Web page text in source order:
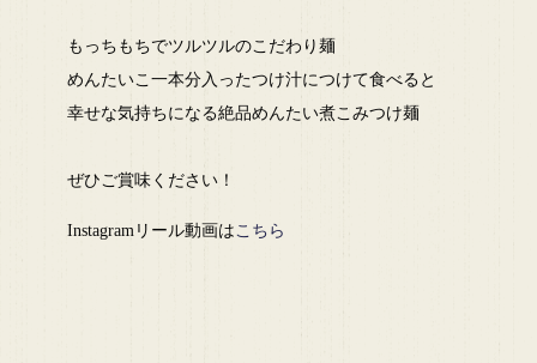
もっちもちでツルツルのこだわり麺
めんたいこ一本分入ったつけ汁につけて食べると
幸せな気持ちになる絶品めんたい煮こみつけ麺
ぜひご賞味ください！
Instagramリール動画はこちら